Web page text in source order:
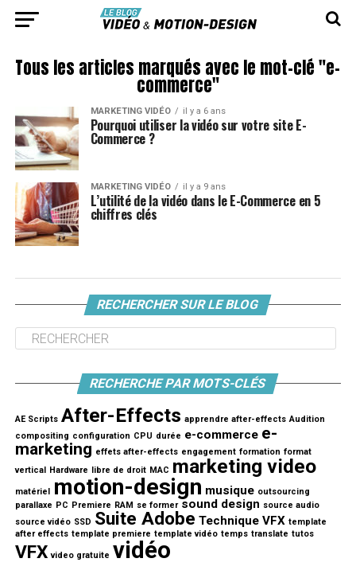
Tous les articles marqués avec le mot-clé "e-
commerce"
MARKETING VIDÉO il y a 6 ans
Pourquoi utiliser la vidéo sur votre site E-
Commerce ?
MARKETING VIDÉO il y a 9 ans
L’utilité de la vidéo dans le E-Commerce en 5
chiffres clés
RECHERCHER SUR LE BLOG
RECHERCHE PAR MOTS-CLÉS
AE Scripts After-Effects apprendre after-effects Audition
compositing configuration CPU durée e-commerce e-
marketing effets after-effects engagement formation format
vertical Hardware libre de droit MAC marketing video
matériel motion-design musique outsourcing
parallaxe PC Premiere RAM se former sound design source audio
source vidéo SSD Suite Adobe Technique VFX template
after effects template premiere template vidéo temps translate tutos
VFX video gratuite vidéo